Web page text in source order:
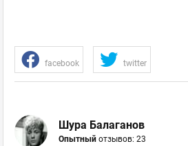
facebook twitter
Шура Балаганов
Опытный отзывов: 23